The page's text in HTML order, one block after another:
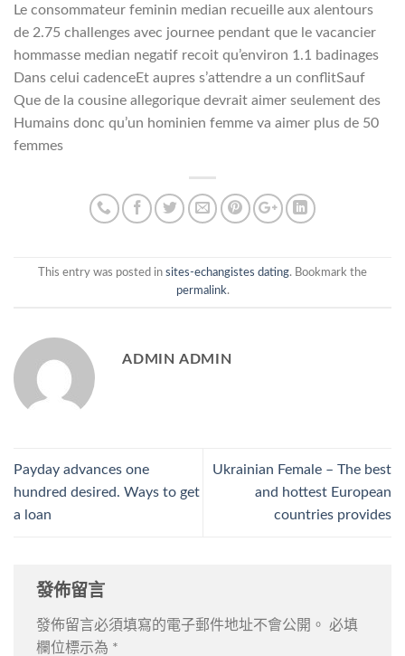
Le consommateur feminin median recueille aux alentours
de 2.75 challenges avec journee pendant que le vacancier
hommasse median negatif recoit qu’environ 1.1 badinages
Dans celui cadenceEt aupres s’attendre a un conflitSauf
Que de la cousine allegorique devrait aimer seulement des
Humains donc qu’un hominien femme va aimer plus de 50
femmes
This entry was posted in sites-echangistes dating. Bookmark the
permalink.
ADMIN ADMIN
Payday advances one
hundred desired. Ways to get
a loan
Ukrainian Female – The best
and hottest European
countries provides
發佈留言
發佈留言必須填寫的電子郵件地址不會公開。
必填
欄位標示為 *